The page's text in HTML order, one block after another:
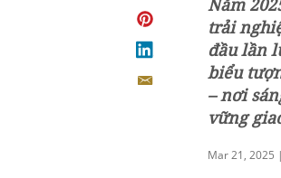
Năm
trải
đầu lần
biểu
– nơi
vững
Mar 21, 2025